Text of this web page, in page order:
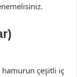
hamurun çeşitli iç